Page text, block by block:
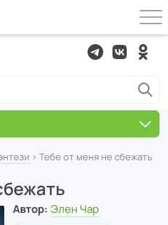
› Тебе от меня не сбежать
Автор: Элен Чар